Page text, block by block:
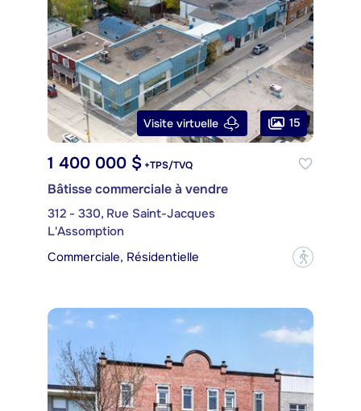
Visite virtuelle 15
1 400 000 $ +TPS/TVQ
Bâtisse commerciale à vendre
312 - 330, Rue Saint-Jacques
L'Assomption
Commerciale, Résidentielle
?